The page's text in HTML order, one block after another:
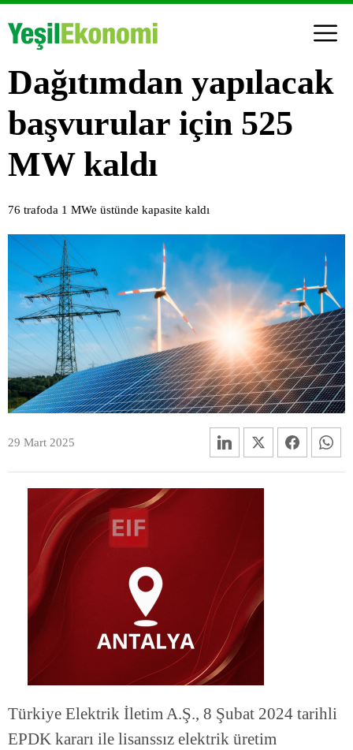
Dağıtımdan yapılacak
başvurular için 525
MW kaldı
76 trafoda 1 MWe üstünde kapasite kaldı
29 Mart 2025
Türkiye Elektrik İletim A.Ş., 8 Şubat 2024 tarihli
EPDK kararı ile lisanssız elektrik üretim